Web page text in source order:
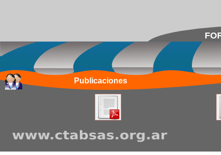
Publicaciones